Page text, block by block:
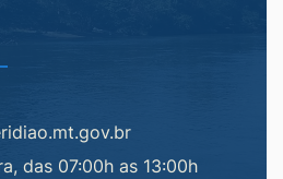
das 07:00h as 13:00h